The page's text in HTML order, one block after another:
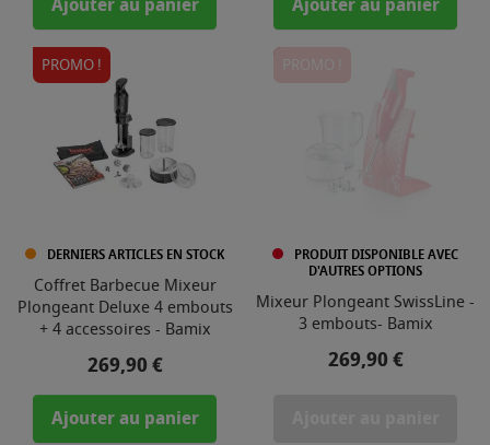
Ajouter au panier Ajouter au panier
PROMO !
DERNIERS ARTICLES EN STOCK
Coffret Barbecue Mixeur
Plongeant Deluxe 4 embouts
+ 4 accessoires - Bamix
Prix
269,90 €
Ajouter au panier
PRODUIT DISPONIBLE AVEC
D'AUTRES OPTIONS
Mixeur Plongeant SwissLine -
3 embouts- Bamix
Prix
269,90 €